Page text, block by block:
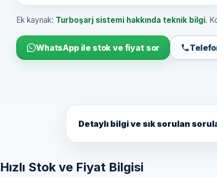
Ek kaynak: Turboşarj sistemi hakkında teknik bilgi.
WhatsApp ile stok ve fiyat sor
Detaylı bilgi ve sık sorulan
Hızlı Stok ve Fiyat Bilgisi